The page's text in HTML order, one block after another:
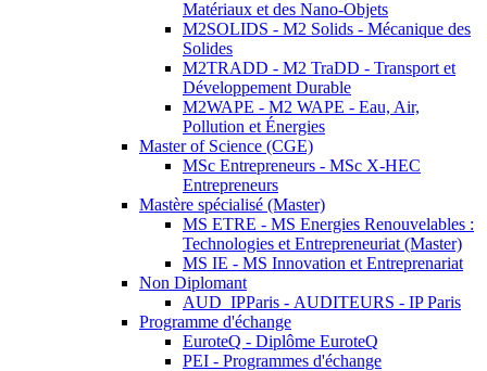
Matériaux et des Nano-Objets
M2SOLIDS - M2 Solids - Mécanique des
Solides
M2TRADD - M2 TraDD - Transport et
Développement Durable
M2WAPE - M2 WAPE - Eau, Air,
Pollution et Énergies
Master of Science (CGE)
MSc Entrepreneurs - MSc X-HEC
Entrepreneurs
Mastère spécialisé (Master)
MS ETRE - MS Energies Renouvelables :
Technologies et Entrepreneuriat (Master)
MS IE - MS Innovation et Entreprenariat
Non Diplomant
AUD_IPParis - AUDITEURS - IP Paris
Programme d'échange
EuroteQ - Diplôme EuroteQ
PEI - Programmes d'échange